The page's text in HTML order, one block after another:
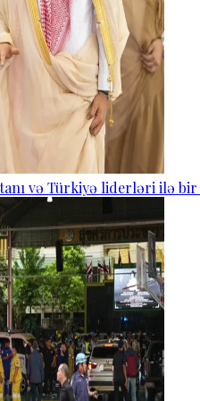
və Türkiyə liderləri ilə